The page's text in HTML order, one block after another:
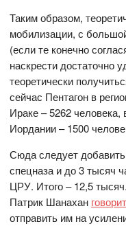
Таким образом,
мобилизации, с
(если те конечно
наскрести достаточно
теоретически
сейчас Пентагон в
Ираке – 5262
Иордании – 1500
Сюда следует
спецназа и до 3 тысяч
ЦРУ. Итого – 12,5
Патрик Шанахан
отправить им на